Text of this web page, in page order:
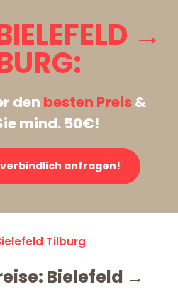
→
den besten Preis&
mind. 50€!
anfragen!
Tilburg
Bielefeld →